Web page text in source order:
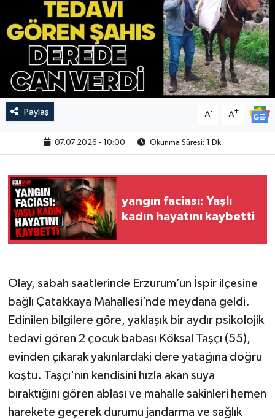
Paylaş A- A+
07.07.2026 - 10:00 Okunma Süresi: 1 Dk
yangın faciası: Yaşlı
kadın hayatını kaybetti
Olay, sabah saatlerinde Erzurum’un İspir ilçesine
bağlı Çatakkaya Mahallesi’nde meydana geldi.
Edinilen bilgilere göre, yaklaşık bir aydır psikolojik
tedavi gören 2 çocuk babası Köksal Taşçı (55),
evinden çıkarak yakınlardaki dere yatağına doğru
koştu. Taşçı'nın kendisini hızla akan suya
bıraktığını gören ablası ve mahalle sakinleri hemen
harekete geçerek durumu jandarma ve sağlık